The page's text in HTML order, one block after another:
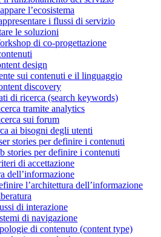
l’ecosistema
i flussi di servizio
le soluzioni
di co-progettazione
design
sui contenuti e il linguaggio
discovery
di ricerca (search keywords)
tramite analytics
sui forum
ai bisogni degli utenti
stories per definire i contenuti
stories per definire i contenuti
di accettazione
dell’informazione
l’architettura dell’informazione
di interazione
di navigazione
di contenuto (content type)